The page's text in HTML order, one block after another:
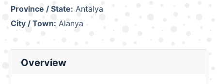
Province / State: Antalya
City / Town: Alanya
Overview